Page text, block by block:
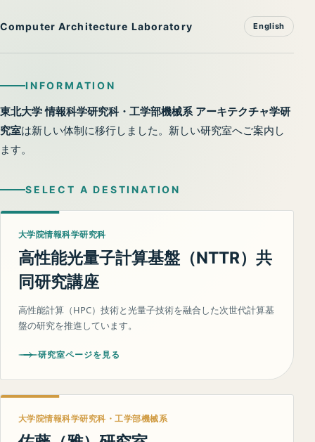
Computer Architecture Laboratory English
INFORMATION
東北大学 情報科学研究科・工学部機械系 アーキテクチャ学研
究室は新しい体制に移行しました。新しい研究室へご案内し
ます。
SELECT A DESTINATION
大学院情報科学研究科
高性能光量子計算基盤（NTTR）共
同研究講座
高性能計算（HPC）技術と光量子技術を融合した次世代計算基
盤の研究を推進しています。
研究室ページを見る
大学院情報科学研究科・工学部機械系